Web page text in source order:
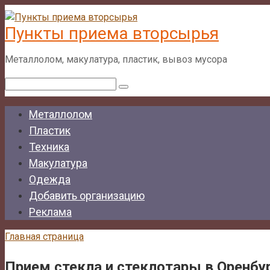
Перейти
к
контенту
Пункты приема вторсырья
Металлолом, макулатура, пластик, вывоз мусора
Металлолом
Пластик
Техника
Макулатура
Одежда
Добавить организацию
Реклама
Главная страница